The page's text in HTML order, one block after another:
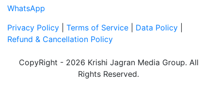
WhatsApp
Privacy Policy
Terms of Service Data Policy
Refund & Cancellation Policy
CopyRight - 2026 Krishi Jagran Media Group. All
Rights Reserved.